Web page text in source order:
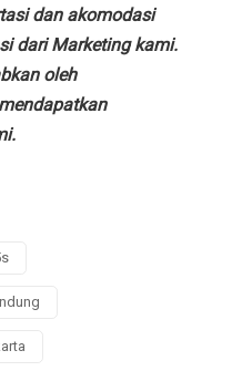
dan akomodasi
dari Marketing kami.
oleh